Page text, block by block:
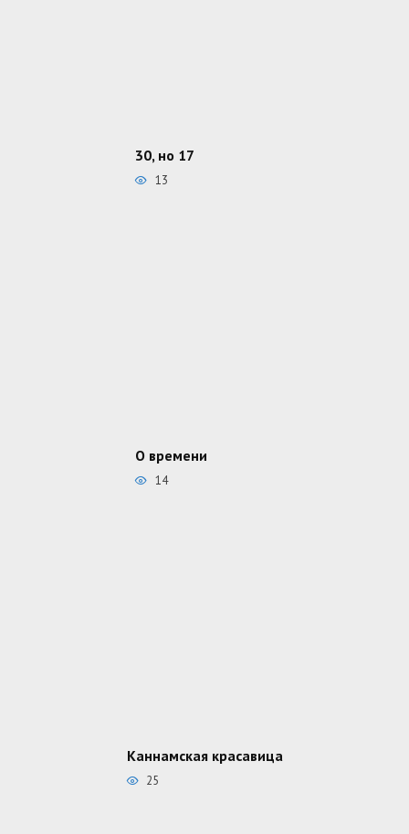
30, но 17
13
О времени
14
Каннамская красавица
25